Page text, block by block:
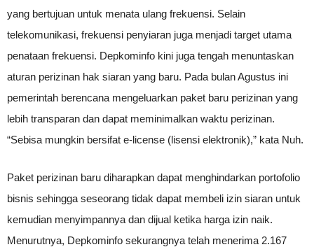
yang bertujuan untuk menata ulang frekuensi. Selain
telekomunikasi, frekuensi penyiaran juga menjadi target utama
penataan frekuensi. Depkominfo kini juga tengah menuntaskan
aturan perizinan hak siaran yang baru. Pada bulan Agustus ini
pemerintah berencana mengeluarkan paket baru perizinan yang
lebih transparan dan dapat meminimalkan waktu perizinan.
“Sebisa mungkin bersifat e-license (lisensi elektronik),” kata Nuh.
Paket perizinan baru diharapkan dapat menghindarkan portofolio
bisnis sehingga seseorang tidak dapat membeli izin siaran untuk
kemudian menyimpannya dan dijual ketika harga izin naik.
Menurutnya, Depkominfo sekurangnya telah menerima 2.167